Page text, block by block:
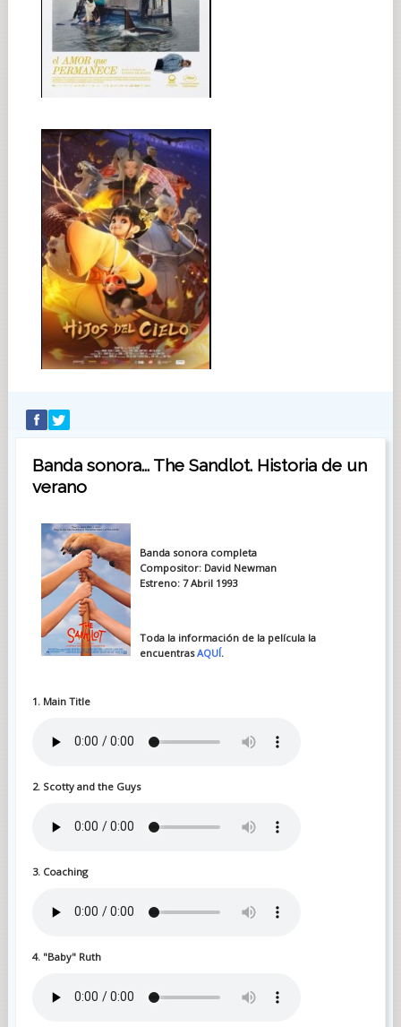
Banda sonora... The Sandlot. Historia de un
verano
Banda sonora completa
Compositor: David Newman
Estreno: 7 Abril 1993
Toda la información de la película la
encuentrasAQUÍ.
1. Main Title
2. Scotty and the Guys
3. Coaching
4. "Baby" Ruth